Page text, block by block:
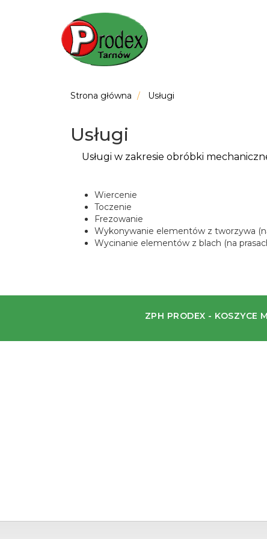
Strona główna Usługi
Usługi
Usługi w zakresie obróbki
Wiercenie
Toczenie
Frezowanie
Wykonywanie elementów z tworzywa
Wycinanie elementów z blach (na
ZPH PRODEX - KOSZYCE